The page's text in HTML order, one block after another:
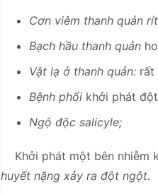
Cơn viêm thanh quản
Bạch hầu thanh quản
Vật lạ ở thanh quản: rất
Bệnh phổi khởi phát
Ngộ độc salicyle;
Khởi phát một bên nhiễm
huyết nặng xảy ra đột ngột.